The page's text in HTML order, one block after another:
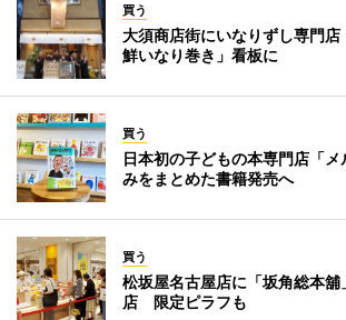
買う
大須商店街にいなりずし専門
鮮いなり巻き」看板に
買う
日本初の子どもの本専門店「
みをまとめた書籍発売へ
買う
松坂屋名古屋店に「坂角総本舖
店 限定ピラフも